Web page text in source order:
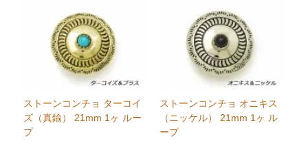
ストーンコンチョ ターコイ
ズ（真鍮） 21mm 1ヶ ルー
プ
ストーンコンチョ オニキス
（ニッケル） 21mm 1ヶ ル
ープ